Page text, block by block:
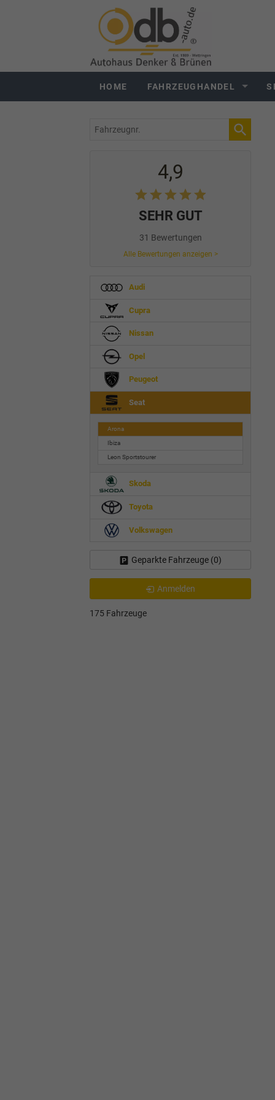
HOME FAHRZEUGHANDEL
Fahrzeugnr.
4,9
SEHR GUT
31 Bewertungen
Alle Bewertungen anzeigen >
Audi
Cupra
Nissan
Opel
Peugeot
Seat
Arona
Ibiza
Leon Sportstourer
Skoda
Toyota
Volkswagen
Geparkte Fahrzeuge (0)
Anmelden
175 Fahrzeuge